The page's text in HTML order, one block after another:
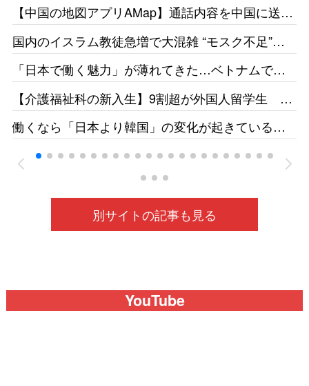
【中国の地図アプリAMap】通話内容を中国に送
信 国家安全局がリスク指摘［台湾］26/05
国内のイスラム教徒急増で大混雑 “モスク不足”訴
えの一方で相次ぐ建設反対［テレ朝］26/04
「日本で働く魅力」が薄れてきた…ベトナムで募
集をかけても人が集まらず［東京新聞］26/05
【介護福祉科の新入生】9割超が外国人留学生 志
す日本人減、国の受け入れ方針も影響 福井県の
若狭医療福祉専門学校［福井新聞］26/05
働くなら「日本より韓国」の変化が起きている
ベトナムの人材送り出し機関が懸念［東京新聞］
26/05
別サイトの記事も見る
YouTube